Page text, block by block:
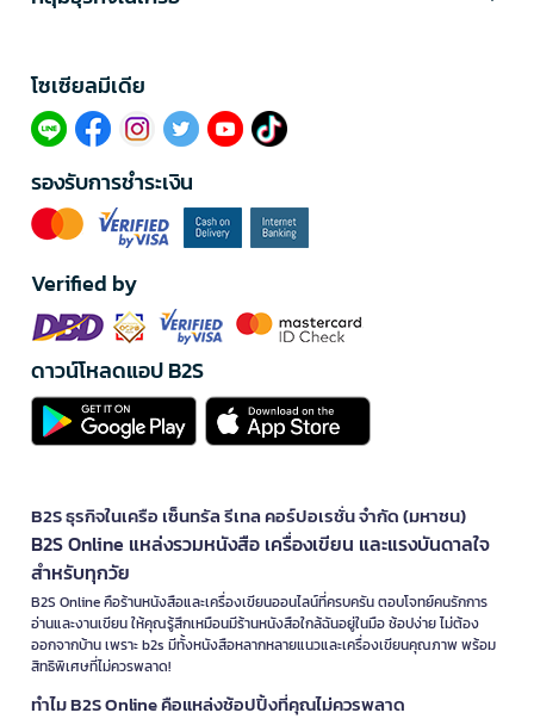
โซเซียลมีเดีย​
รองรับการชำระเงิน
Verified by
ดาวน์โหลดแอป B2S
B2S ธุรกิจในเครือ เซ็นทรัล รีเทล คอร์ปอเรชั่น จำกัด (มหาชน)
B2S Online แหล่งรวมหนังสือ เครื่องเขียน และแรงบันดาลใจ
สำหรับทุกวัย
B2S Online คือร้านหนังสือและเครื่องเขียนออนไลน์ที่ครบครัน ตอบโจทย์คนรักการ
อ่านและงานเขียน ให้คุณรู้สึกเหมือนมีร้านหนังสือใกล้ฉันอยู่ในมือ ช้อปง่าย ไม่ต้อง
ออกจากบ้าน เพราะ b2s มีทั้งหนังสือหลากหลายแนวและเครื่องเขียนคุณภาพ พร้อม
สิทธิพิเศษที่ไม่ควรพลาด!
ทำไม B2S Online คือแหล่งช้อปปิ้งที่คุณไม่ควรพลาด